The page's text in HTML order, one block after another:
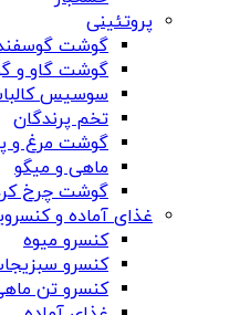
پروتئینی
گوشت
گوشت گاو و
سوسیس
تخم پرندگان
گوشت مرغ و
ماهی و میگو
گوشت چرخ
غذای آماده و
کنسرو میوه
کنسرو
کنسرو تن